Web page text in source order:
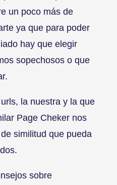
un poco más de
ya que para poder
hay que elegir
sopechosos o que
la nuestra y la que
Page Cheker nos
similitud que pueda
sobre